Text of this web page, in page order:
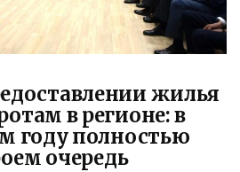
жилья
в регионе: в
году полностью
очередь